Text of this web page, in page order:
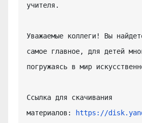
учителя.
Уважаемые коллеги! Вы
самое главное, для детей
погружаясь в мир
Ссылка для скачивания
материалов: https://